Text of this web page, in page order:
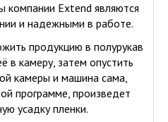
компании Extend являются
и надежными в работе.
продукцию в полурукав
в камеру, затем опустить
камеры и машина сама,
программе, произведет
усадку пленки.